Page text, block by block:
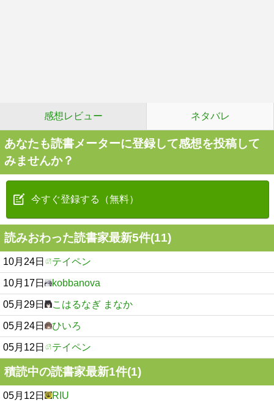
感想レビュー ネタバレ
あなたも読書メーターに登録して感想を投稿して
みませんか？
今すぐ登録する（無料）
読みおわった読書家最新5件(11)
10月24日 テイペン
10月17日 kobbanova
05月29日 こはるなぎ まなか
05月24日 ひいろ
05月12日 テイペン
積読中の読書家最新1件(1)
05月12日 RIU